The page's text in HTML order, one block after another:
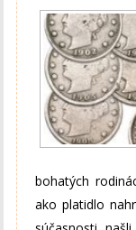
bohatých
ako platidlo